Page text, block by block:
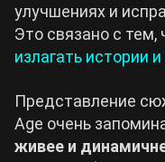
улучшениях и
Это связано с тем,
излагать истории
Представление
Age очень
живее и